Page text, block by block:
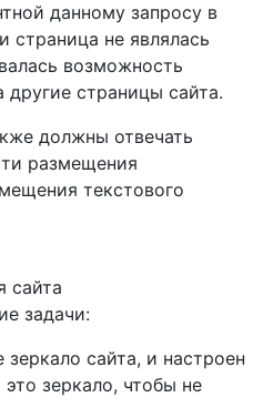
данному запросу в
страница не являлась
возможность
страницы сайта.
должны отвечать
размещения
текстового
сайта
задачи:
зеркало сайта, и настроен
зеркало, чтобы не